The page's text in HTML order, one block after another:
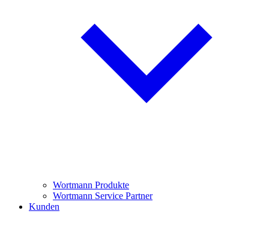
Wortmann Produkte
Wortmann Service Partner
Kunden